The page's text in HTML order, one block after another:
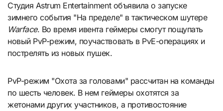
Студия Astrum Entertainment объявила о запуске
зимнего события "На пределе" в тактическом шутере
Warface. Во время ивента геймеры смогут пощупать
новый PvP-режим, поучаствовать в PvE-операциях и
пострелять из новых пушек.
PvP-режим "Охота за головами" рассчитан на команды
по шесть человек. В нем геймеры охотятся за
жетонами других участников, а противостояние